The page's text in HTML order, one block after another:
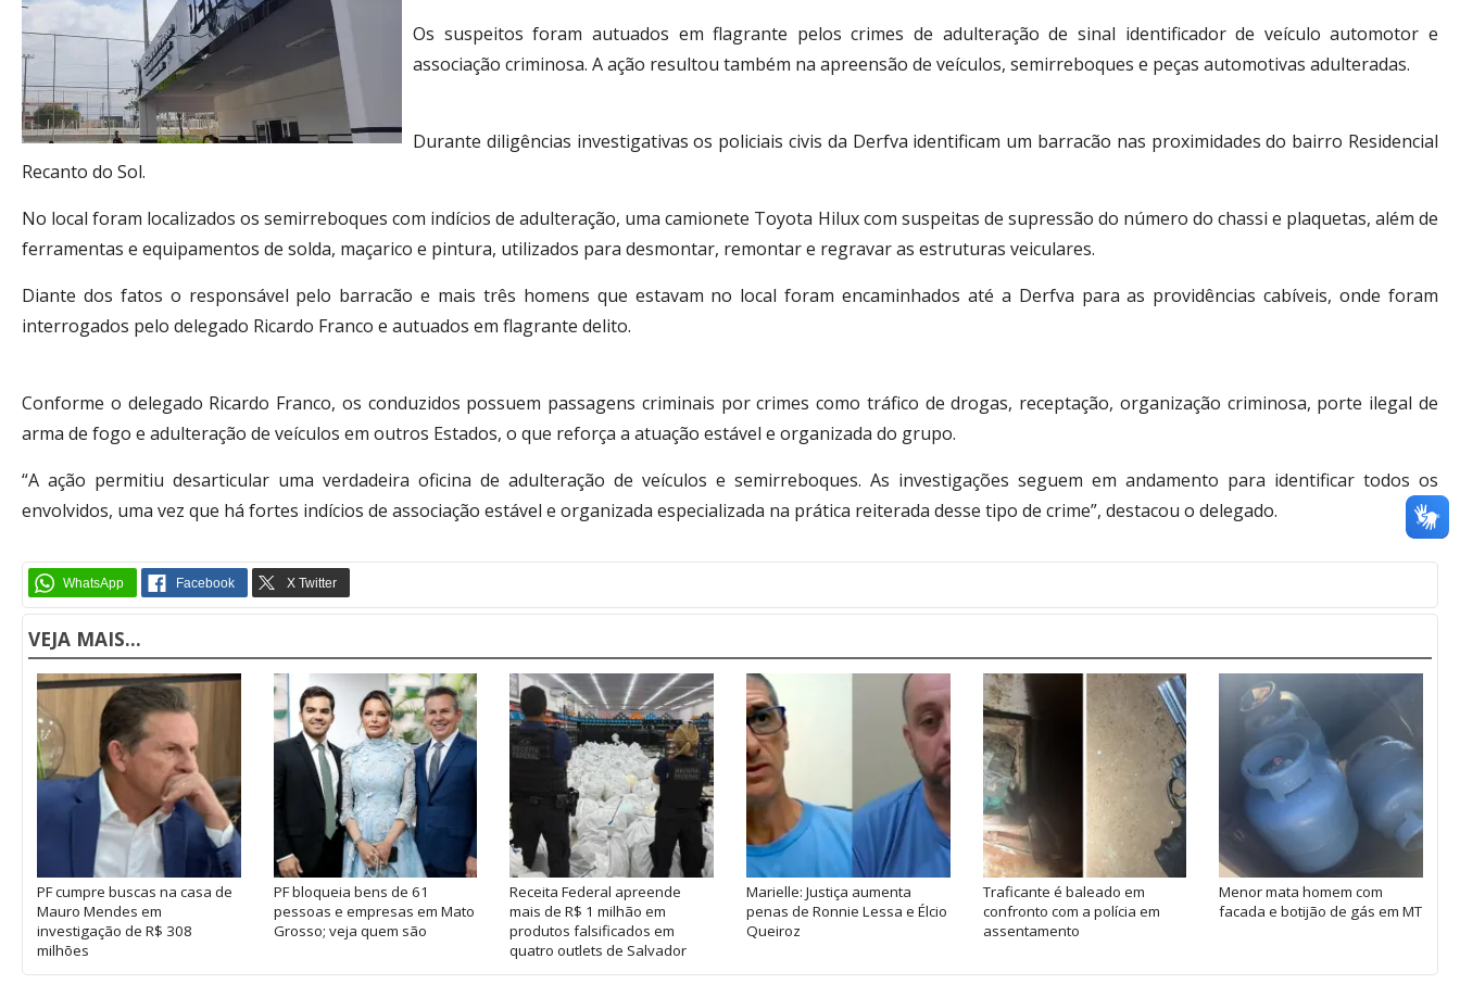
Os suspeitos foram autuados em flagrante pelos crimes de adulteração de sinal identificador de veículo automotor e
associação criminosa. A ação resultou também na apreensão de veículos, semirreboques e peças automotivas adulteradas.
Durante diligências investigativas os policiais civis da Derfva identificam um barracão nas proximidades do bairro Residencial
Recanto do Sol.
No local foram localizados os semirreboques com indícios de adulteração, uma camionete Toyota Hilux com suspeitas de supressão do número do chassi e plaquetas, além de
ferramentas e equipamentos de solda, maçarico e pintura, utilizados para desmontar, remontar e regravar as estruturas veiculares.
Diante dos fatos o responsável pelo barracão e mais três homens que estavam no local foram encaminhados até a Derfva para as providências cabíveis, onde foram
interrogados pelo delegado Ricardo Franco e autuados em flagrante delito.
Conforme o delegado Ricardo Franco, os conduzidos possuem passagens criminais por crimes como tráfico de drogas, receptação, organização criminosa, porte ilegal de
arma de fogo e adulteração de veículos em outros Estados, o que reforça a atuação estável e organizada do grupo.
“A ação permitiu desarticular uma verdadeira oficina de adulteração de veículos e semirreboques. As investigações seguem em andamento para identificar todos os
envolvidos, uma vez que há fortes indícios de associação estável e organizada especializada na prática reiterada desse tipo de crime”, destacou o delegado.
VEJA MAIS...
PF cumpre buscas na casa de
Mauro Mendes em
investigação de R$ 308
milhões
PF bloqueia bens de 61
pessoas e empresas em Mato
Grosso; veja quem são
Receita Federal apreende
mais de R$ 1 milhão em
produtos falsificados em
quatro outlets de Salvador
Marielle: Justiça aumenta
penas de Ronnie Lessa e Élcio
Queiroz
Traficante é baleado em
confronto com a polícia em
assentamento
Menor mata homem com
facada e botijão de gás em MT